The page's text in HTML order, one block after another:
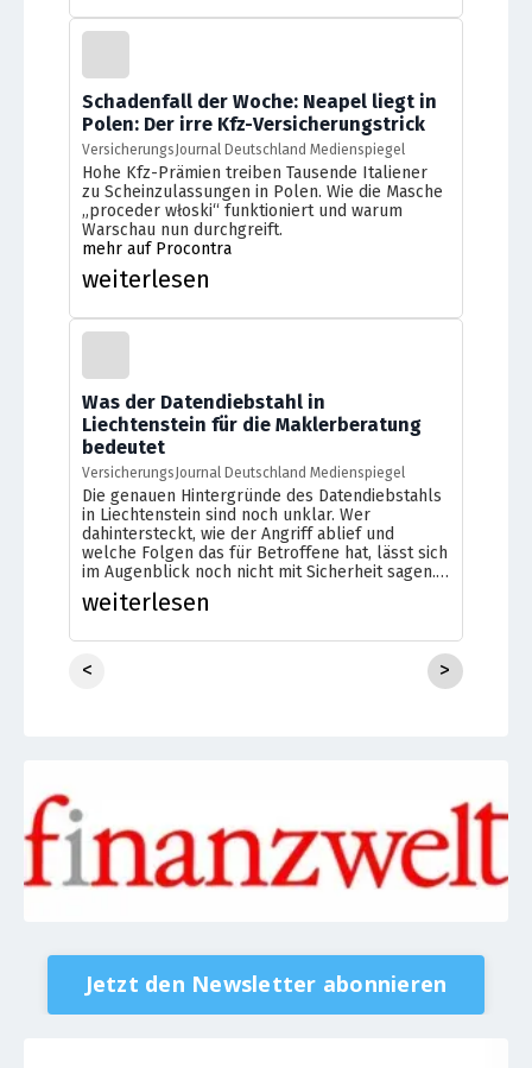
Schadenfall der Woche: Neapel liegt in
Polen: Der irre Kfz-Versicherungstrick
VersicherungsJournal Deutschland Medienspiegel
Hohe Kfz-Prämien treiben Tausende Italiener
zu Scheinzulassungen in Polen. Wie die Masche
„proceder włoski“ funktioniert und warum
Warschau nun durchgreift.
mehr auf Procontra
weiterlesen
Was der Datendiebstahl in
Liechtenstein für die Maklerberatung
bedeutet
VersicherungsJournal Deutschland Medienspiegel
Die genauen Hintergründe des Datendiebstahls
in Liechtenstein sind noch unklar. Wer
dahintersteckt, wie der Angriff ablief und
welche Folgen das für Betroffene hat, lässt sich
im Augenblick noch nicht mit Sicherheit sagen.
Doch weit entfernt scheinende Datenlecks
können Auswirkungen auf das ...
weiterlesen
< >
Jetzt den Newsletter abonnieren